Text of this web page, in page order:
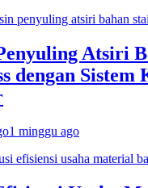
Atsiri
dengan
1 minggu ago